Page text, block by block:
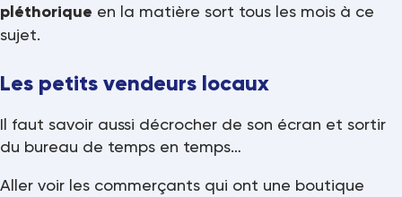
pléthorique en la matière sort tous les mois à ce
sujet.
Les petits vendeurs locaux
Il faut savoir aussi décrocher de son écran et sortir
du bureau de temps en temps…
Aller voir les commerçants qui ont une boutique